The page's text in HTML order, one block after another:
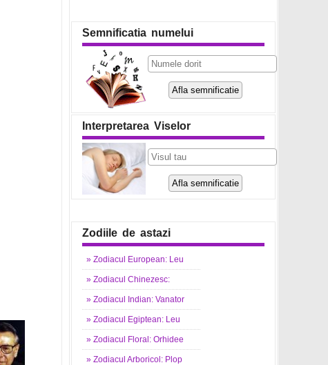
Semnificatia numelui
Interpretarea Viselor
Zodiile de astazi
» Zodiacul European: Leu
» Zodiacul Chinezesc:
» Zodiacul Indian: Vanator
» Zodiacul Egiptean: Leu
» Zodiacul Floral: Orhidee
» Zodiacul Arboricol: Plop